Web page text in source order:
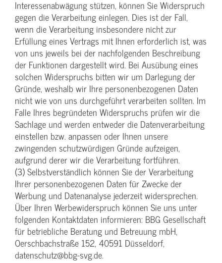
Interessenabwägung stützen, können Sie Widerspruch
gegen die Verarbeitung einlegen. Dies ist der Fall,
wenn die Verarbeitung insbesondere nicht zur
Erfüllung eines Vertrags mit Ihnen erforderlich ist, was
von uns jeweils bei der nachfolgenden Beschreibung
der Funktionen dargestellt wird. Bei Ausübung eines
solchen Widerspruchs bitten wir um Darlegung der
Gründe, weshalb wir Ihre personenbezogenen Daten
nicht wie von uns durchgeführt verarbeiten sollten. Im
Falle Ihres begründeten Widerspruchs prüfen wir die
Sachlage und werden entweder die Datenverarbeitung
einstellen bzw. anpassen oder Ihnen unsere
zwingenden schutzwürdigen Gründe aufzeigen,
aufgrund derer wir die Verarbeitung fortführen.
(3) Selbstverständlich können Sie der Verarbeitung
Ihrer personenbezogenen Daten für Zwecke der
Werbung und Datenanalyse jederzeit widersprechen.
Über Ihren Werbewiderspruch können Sie uns unter
folgenden Kontaktdaten informieren: BBG Gesellschaft
für betriebliche Beratung und Betreuung mbH,
Oerschbachstraße 152, 40591 Düsseldorf,
datenschutz@bbg-svg.de.